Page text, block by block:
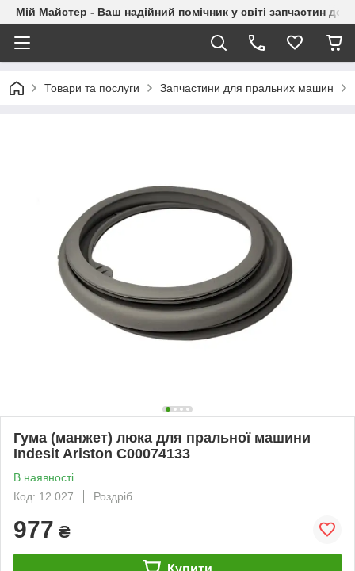
Мій Майстер - Ваш надійний помічник у світі запчастин до
Товари та послуги Запчастини для пральних машин
Гума (манжет) люка для пральної машини
Indesit Ariston C00074133
В наявності
Код: 12.027
Роздріб
977 ₴